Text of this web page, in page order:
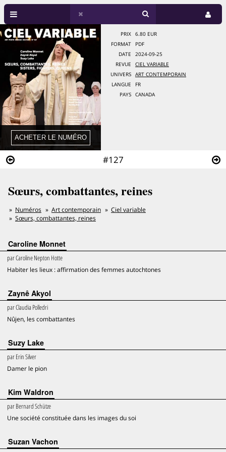
#127
PRIX
6.80 EUR
FORMAT
PDF
DATE
2024-09-25
REVUE
CIEL VARIABLE
UNIVERS
ART CONTEMPORAIN
LANGUE
FR
PAYS
CANADA
Sœurs, combattantes, reines
Numéros Art contemporain
Ciel variable
Sœurs, combattantes, reines
Caroline Monnet
parCaroline Nepton Hotte
Habiter les lieux : affirmation des femmes autochtones
Zaynê Akyol
parClaudia Polledri
Nûjen, les combattantes
Suzy Lake
parErin Silver
Damer le pion
Kim Waldron
parBernard Schütze
Une société constituée dans les images du soi
Suzan Vachon